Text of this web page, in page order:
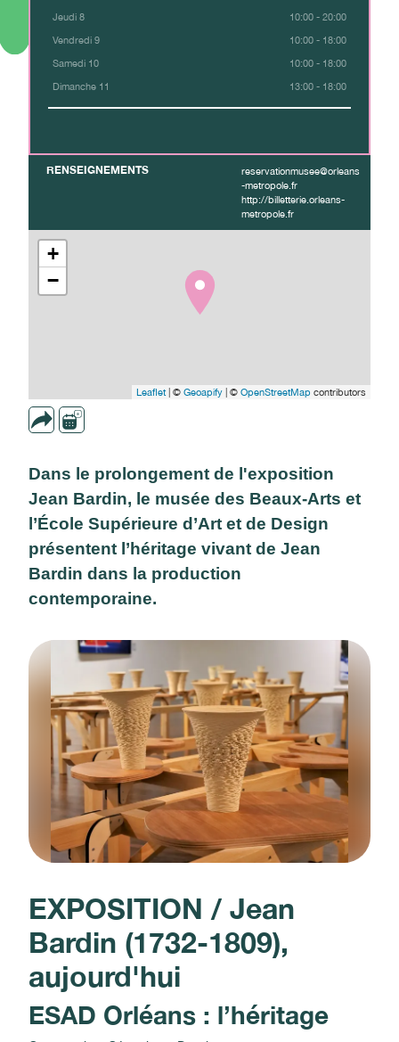
Jeudi 8 10:00 - 20:00
Vendredi 9 10:00 - 18:00
Samedi 10 10:00 - 18:00
Dimanche 11 13:00 - 18:00
RENSEIGNEMENTS
reservationmusee@orleans
-metropole.fr
http://billetterie.orleans-
metropole.fr
+
−
Leaflet| © Geoapify | © OpenStreetMap contributors
Dans le prolongement de l'exposition
Jean Bardin, le musée des Beaux-Arts et
l’École Supérieure d’Art et de Design
présentent l’héritage vivant de Jean
Bardin dans la production
contemporaine.
EXPOSITION / Jean
Bardin (1732-1809),
aujourd'hui
ESAD Orléans : l’héritage